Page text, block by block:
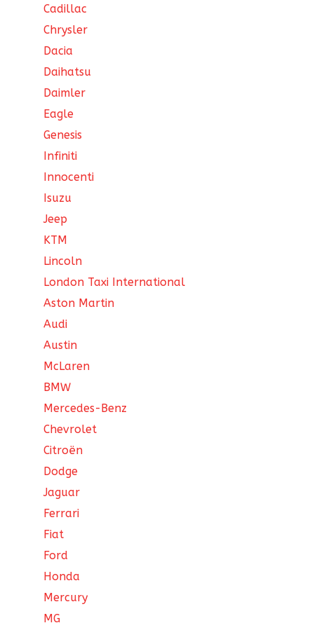
Cadillac
Chrysler
Dacia
Daihatsu
Daimler
Eagle
Genesis
Infiniti
Innocenti
Isuzu
Jeep
KTM
Lincoln
London Taxi International
Aston Martin
Audi
Austin
McLaren
BMW
Mercedes-Benz
Chevrolet
Citroën
Dodge
Jaguar
Ferrari
Fiat
Ford
Honda
Mercury
MG